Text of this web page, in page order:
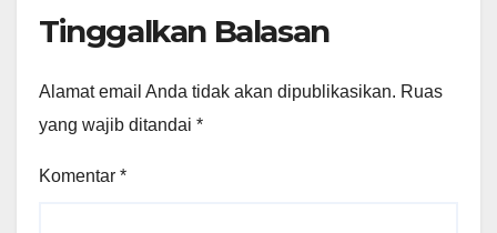
Tinggalkan Balasan
Alamat email Anda tidak akan dipublikasikan. Ruas
yang wajib ditandai *
Komentar *